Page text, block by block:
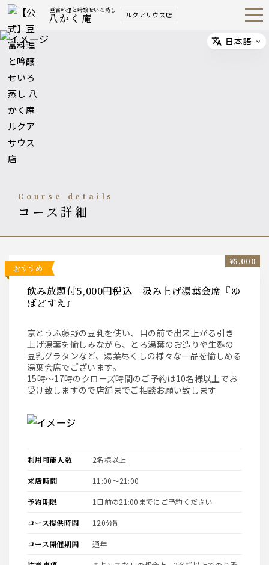
豆富料理と吟醸せいろ蒸し
八かく庵 ルクアサウス店 Open
Navig
course details
コース詳細
おすすめ
飲み放題付5,000円税込 汲み上げ湯葉会席『ゆ
ばどすえ』
京とうふ藤野の豆乳を使い、目の前で出来上がる引き
上げ湯葉を愉しみながら、とろ湯葉のお造りや生麩の
豆乳グラタンなど、湯葉尽くしの様々な一品を愉しめる
湯葉会席でございます。
15時～17時のクローズ時間のご予約は10名様以上でお
受け致しますので店舗までご相談お願い致します
¥5,000
利用可能人数 2名様以上
来店時間 11:00〜21:00
予約期限 1日前の21:00までにご予約ください
コース提供時間 120分制
コース開催期間 通年
Select
日本語